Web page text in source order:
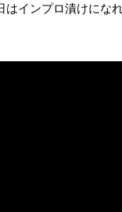
はインプロ漬けにな